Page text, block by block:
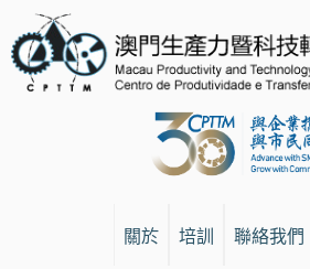
關於 培訓 聯絡我們